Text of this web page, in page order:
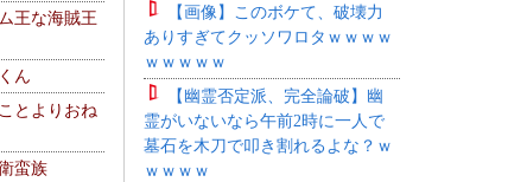
王な海賊王
ん
とよりおね
蛮族
【画像】このボケて、破壊力
ありすぎてクッソワロタｗｗｗｗ
ｗｗｗｗｗ
【幽霊否定派、完全論破】幽
霊がいないなら午前2時に一人で
墓石を木刀で叩き割れるよな？ｗ
ｗｗｗｗ